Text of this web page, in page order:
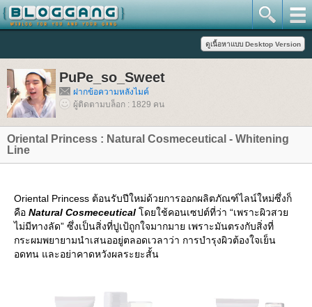
PuPe_so_Sweet
ฝากข้อความหลังไมค์
ผู้ติดตามบล็อก : 1829 คน
Oriental Princess : Natural Cosmeceutical - Whitening
Line
Oriental Princess ต้อนรับปีใหม่ด้วยการออกผลิตภัณฑ์ไลน์ใหม่ซึ่งก็
คือ Natural Cosmeceutical ดยใช้คอนเซปต์ที่ว่า “เพราะผิวสว
ไม่มีทางลัด” ซึ่งเป็นสิ่งที่ปูเป้ถูกใจมากมาย เพราะมันตรงกับสิ่งที่
กระผมพยายามนำเสนออยู่ตลอดเวลาว่า การบำรุงผิวต้องใจเย็น
อดทน และอย่าคาดหวังผลระยะสั้น